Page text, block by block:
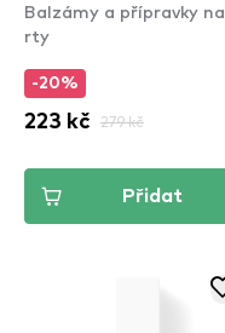
Cranberry
Balzámy a přípravky na
rty
-20%
223 kč 279 kč
Přidat